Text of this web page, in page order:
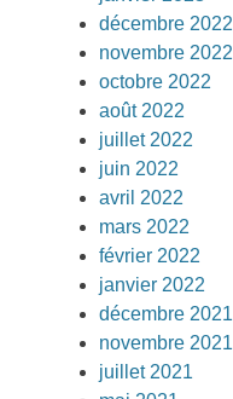
décembre 2022
novembre 2022
octobre 2022
août 2022
juillet 2022
juin 2022
avril 2022
mars 2022
février 2022
janvier 2022
décembre 2021
novembre 2021
juillet 2021